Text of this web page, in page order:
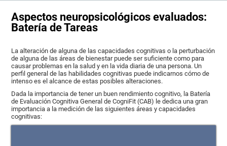
Aspectos neuropsicológicos evaluados:
Batería de Tareas
La alteración de alguna de las capacidades cognitivas o la perturbación
de alguna de las áreas de bienestar puede ser suficiente como para
causar problemas en la salud y en la vida diaria de una persona. Un
perfil general de las habilidades cognitivas puede indicarnos cómo de
intenso es el alcance de estas posibles alteraciones.
Dada la importancia de tener un buen rendimiento cognitivo, la Batería
de Evaluación Cognitiva General de CogniFit (CAB) le dedica una gran
importancia a la medición de las siguientes áreas y capacidades
cognitivas: